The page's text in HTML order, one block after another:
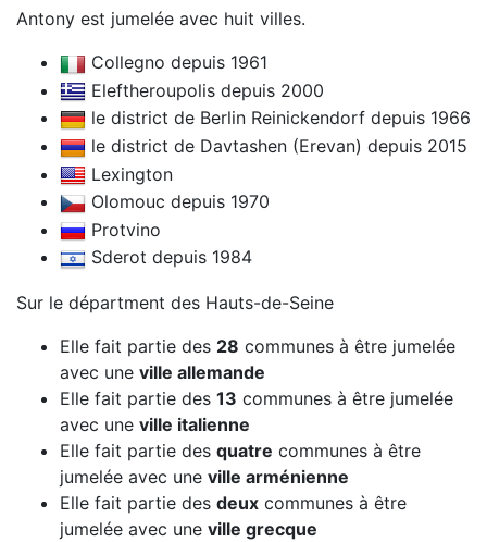
Antony est jumelée avec huit villes.
Collegno depuis 1961
Eleftheroupolis depuis 2000
le district de Berlin Reinickendorf depuis 1966
le district de Davtashen (Erevan) depuis 2015
Lexington
Olomouc depuis 1970
Protvino
Sderot depuis 1984
Sur le départment des Hauts-de-Seine
Elle fait partie des 28 communes à être jumelée
avec une ville allemande
Elle fait partie des 13 communes à être jumelée
avec une ville italienne
Elle fait partie des quatre communes à être
jumelée avec une ville arménienne
Elle fait partie des deux communes à être
jumelée avec une ville grecque